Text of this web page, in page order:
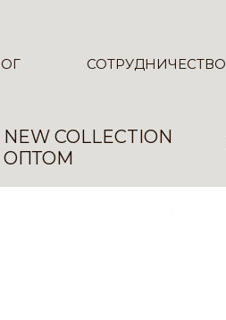
СОТРУДНИЧЕСТВО
NEW COLLECTION
ОПТОМ